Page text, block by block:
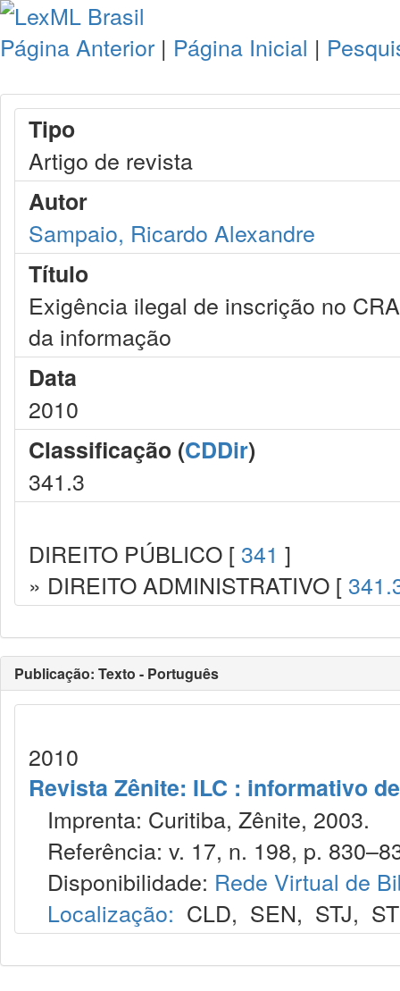
Página Anterior | Página Inicial |
Tipo
Artigo de revista
Autor
Sampaio, Ricardo Alexandre
Título
Exigência ilegal de inscrição no
da informação
Data
2010
Classificação (CDDir)
341.3
DIREITO PÚBLICO [ 341 ]
» DIREITO ADMINISTRATIVO [
Publicação: Texto - Português
2010
Revista Zênite: ILC : informativo
Imprenta: Curitiba, Zênite, 2003.
Referência: v. 17, n. 198, p.
Disponibilidade: Rede Virtual de
Localização: CLD, SEN, STJ,